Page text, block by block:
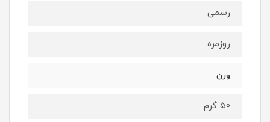
رسمی
روزمره
وزن
۵۰ گرم